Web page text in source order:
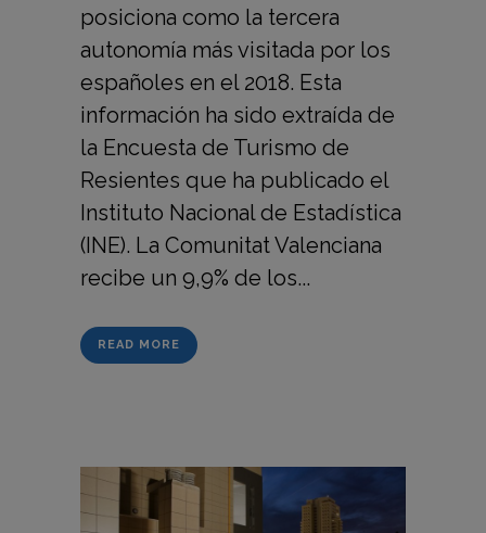
posiciona como la tercera
autonomía más visitada por los
españoles en el 2018. Esta
información ha sido extraída de
la Encuesta de Turismo de
Resientes que ha publicado el
Instituto Nacional de Estadística
(INE). La Comunitat Valenciana
recibe un 9,9% de los...
READ MORE